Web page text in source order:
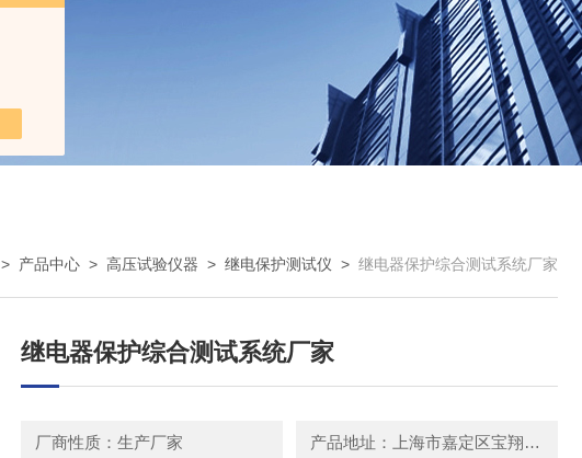
> 产品中心 > 高压试验仪器 > 继电保护测试仪 > 继电器保护综合测试系统厂家
继电器保护综合测试系统厂家
厂商性质：生产厂家 产品地址：上海市嘉定区宝翔路158号